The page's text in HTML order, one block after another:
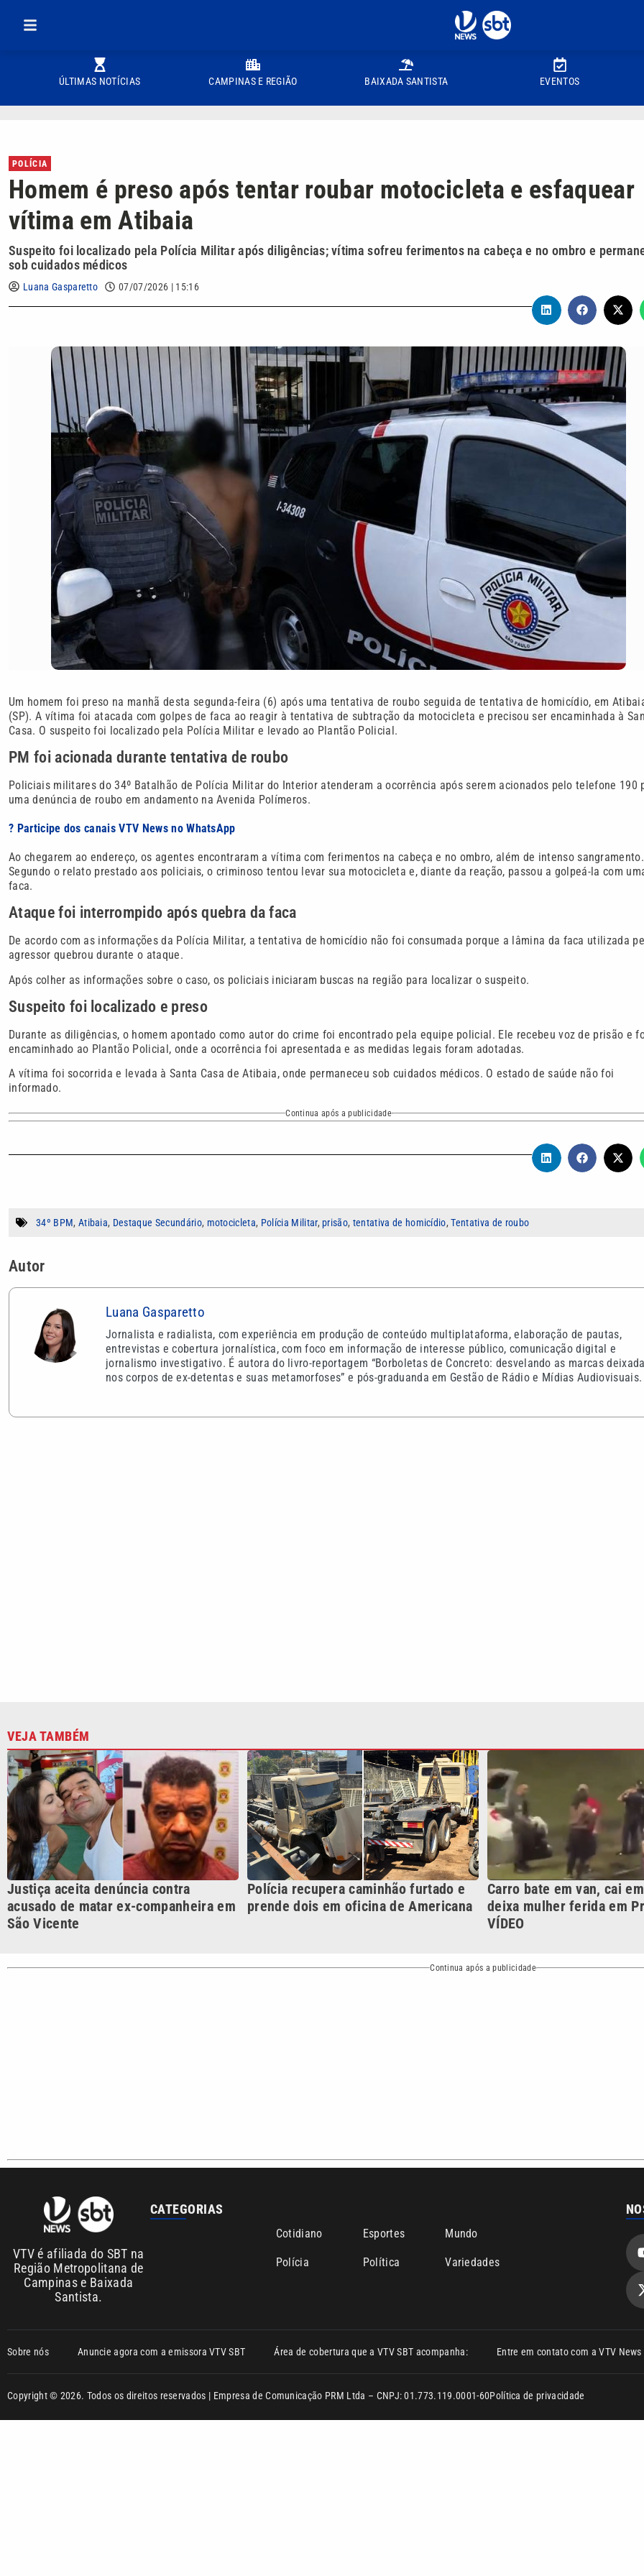
ÚLTIMAS NOTÍCIAS CAMPINAS E REGIÃO BAIXADA SANTISTA EVENTOS
POLÍCIA
Homem é preso após tentar roubar motocicleta e esfaquear
vítima em Atibaia
Suspeito foi localizado pela Polícia Militar após diligências; vítima sofreu ferimentos na cabeça e no ombro e
sob cuidados médicos
Luana Gasparetto 07/07/2026 | 15:16
Um homem foi preso na manhã desta segunda-feira (6) após uma tentativa de roubo seguida de tentativa de homicídio, em
(SP). A vítima foi atacada com golpes de faca ao reagir à tentativa de subtração da motocicleta e precisou ser encaminhada à
Casa. O suspeito foi localizado pela Polícia Militar e levado ao Plantão Policial.
PM foi acionada durante tentativa de roubo
Policiais militares do 34º Batalhão de Polícia Militar do Interior atenderam a ocorrência após serem acionados pelo telefone 190
uma denúncia de roubo em andamento na Avenida Polímeros.
? Participe dos canais VTV News no WhatsApp
Ao chegarem ao endereço, os agentes encontraram a vítima com ferimentos na cabeça e no ombro, além de intenso sangramento.
Segundo o relato prestado aos policiais, o criminoso tentou levar sua motocicleta e, diante da reação, passou a golpeá-la com
faca.
Ataque foi interrompido após quebra da faca
De acordo com as informações da Polícia Militar, a tentativa de homicídio não foi consumada porque a lâmina da faca utilizada
agressor quebrou durante o ataque.
Após colher as informações sobre o caso, os policiais iniciaram buscas na região para localizar o suspeito.
Suspeito foi localizado e preso
Durante as diligências, o homem apontado como autor do crime foi encontrado pela equipe policial. Ele recebeu voz de prisão e
encaminhado ao Plantão Policial, onde a ocorrência foi apresentada e as medidas legais foram adotadas.
A vítima foi socorrida e levada à Santa Casa de Atibaia, onde permaneceu sob cuidados médicos. O estado de saúde não foi
informado.
Continua após a publicidade
34º BPM, Atibaia, Destaque Secundário, motocicleta, Polícia Militar, prisão, tentativa de homicídio,Tentativa de roubo
Autor
Luana Gasparetto
Jornalista e radialista, com experiência em produção de conteúdo multiplataforma, elaboração de pautas,
entrevistas e cobertura jornalística, com foco em informação de interesse público, comunicação digital e
jornalismo investigativo. É autora do livro-reportagem “Borboletas de Concreto: desvelando as marcas
nos corpos de ex-detentas e suas metamorfoses” e pós-graduanda em Gestão de Rádio e Mídias Audiovisuais.
acusado de matar ex-companheira em
São Vicente
Continua após a publicidade
VTV é afiliada do SBT na
Região Metropolitana de
Campinas e Baixada
CATEGORIAS
Cotidiano Esportes Mundo
Polícia Política Variedades